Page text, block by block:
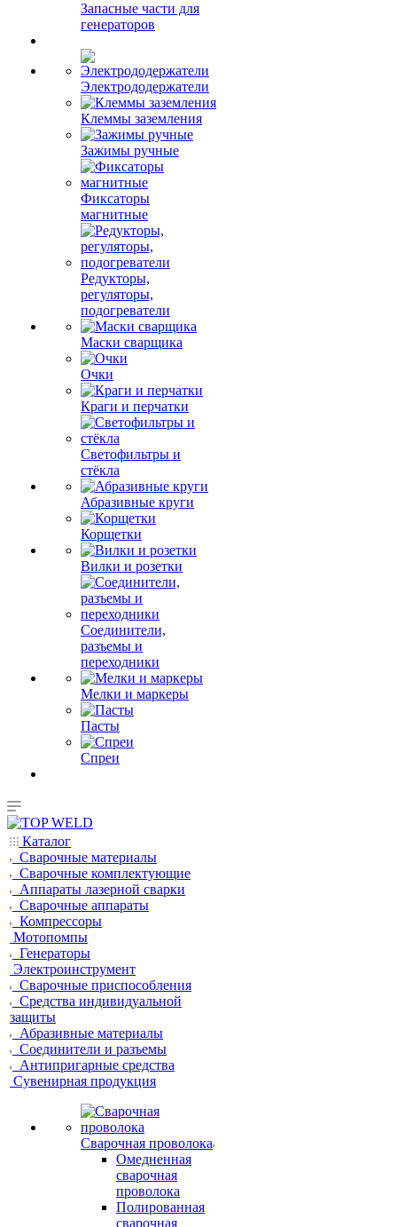
Запасные части для
генераторов
Электрододержатели
Клеммы заземления
Зажимы ручные
Фиксаторы
магнитные
Редукторы,
регуляторы,
подогреватели
Маски сварщика
Очки
Краги и перчатки
Светофильтры и
стёкла
Абразивные круги
Корщетки
Вилки и розетки
Соединители,
разъемы и
переходники
Мелки и маркеры
Пасты
Спреи
Каталог
Сварочные материалы
Сварочные комплектующие
Аппараты лазерной сварки
Сварочные аппараты
Компрессоры
Мотопомпы
Генераторы
Электроинструмент
Сварочные приспособления
Средства индивидуальной
защиты
Абразивные материалы
Соединители и разъемы
Антипригарные средства
Сувенирная продукция
Сварочная проволока
Омедненная
сварочная
проволока
Полированная
сварочная